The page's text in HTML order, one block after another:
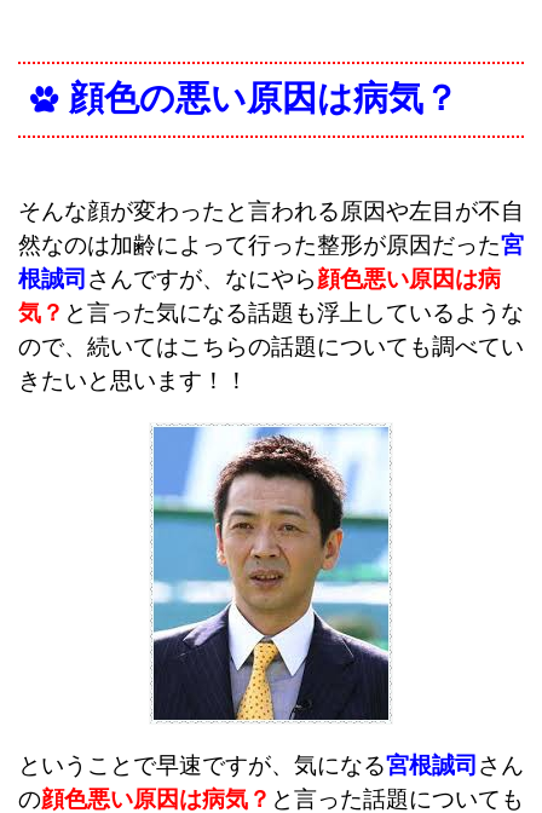
顔色の悪い原因は病気？
そんな顔が変わったと言われる原因や左目が不自
然なのは加齢によって行った整形が原因だった宮
根誠司 さんですが、なにやら顔色悪い原因は病
気？ と言った気になる話題も浮上しているような
ので、続いてはこちらの話題についても調べてい
きたいと思います！！
ということで早速ですが、気になる宮根誠司 さん
の顔色悪い原因は病気？ と言った話題についても